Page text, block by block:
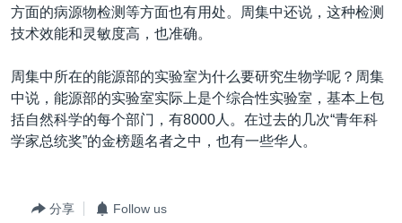
方面的病源物检测等方面也有用处。周集中还说，这种检测
技术效能和灵敏度高，也准确。
周集中所在的能源部的实验室为什么要研究生物学呢？周集
中说，能源部的实验室实际上是个综合性实验室，基本上包
括自然科学的每个部门，有8000人。在过去的几次“青年科
学家总统奖”的金榜题名者之中，也有一些华人。
分享 Follow us